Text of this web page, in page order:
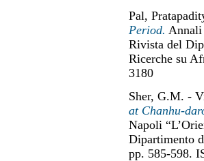
Pal,
Period. Annali
Rivista del
Ricerche su
3180
Sher, G.M. -
at Chanhu-
Napoli
Dipartimento
pp. 585-598.